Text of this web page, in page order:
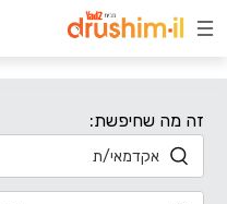
זה מה שחיפשת: